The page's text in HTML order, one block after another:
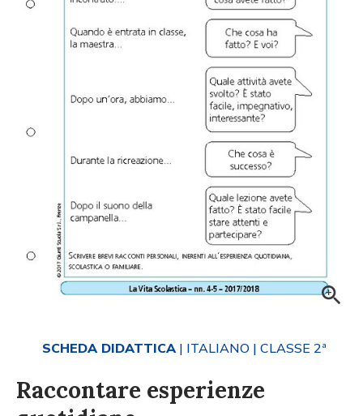
SCHEDA DIDATTICA | ITALIANO | CLASSE 2ª
Raccontare esperienze